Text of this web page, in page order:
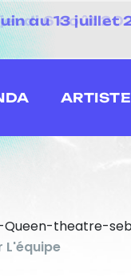
au 13 juillet
L'équipe